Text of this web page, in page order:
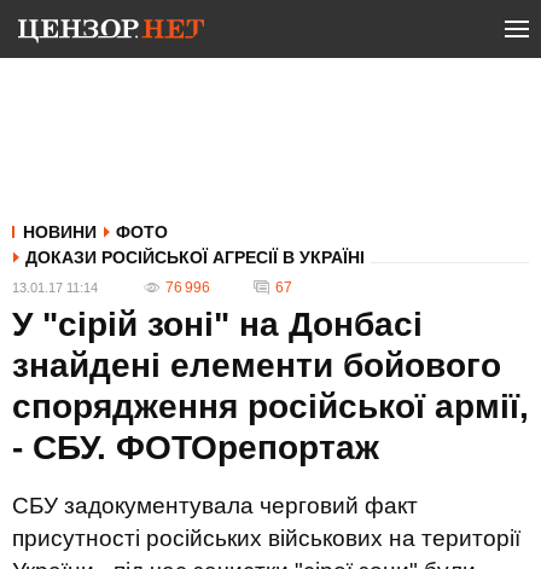
НОВИНИ
ФОТО
ДОКАЗИ РОСІЙСЬКОЇ АГРЕСІЇ В УКРАЇНІ
13.01.17 11:14 76 996 67
У "сірій зоні" на Донбасі
знайдені елементи бойового
спорядження російської армії,
- СБУ. ФОТОрепортаж
СБУ задокументувала черговий факт
присутності російських військових на території